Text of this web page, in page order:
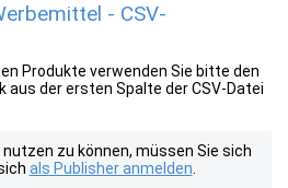
- CSV-
Produkte verwenden Sie bitte den
aus der ersten Spalte der CSV-Datei
zu können, müssen Sie sich
als Publisher anmelden